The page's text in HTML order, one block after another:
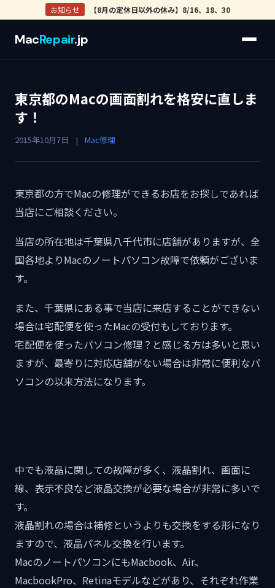
お知らせ 【8月の定休日以外の休み】8/16、18、30
MacRepair.jp
東京都のMacの画面割れを格安に直しま
す！
2015年10月7日 | Mac修理
東京都の方でMacの修理ができるお店をお探しであれば
当店にご相談ください。
当店の所在地は千葉県八千代市に店舗がありますが、全
国各地よりMacのノートパソコン故障で依頼がございま
す。
また、千葉県にある事で当店に来店することができない
場合は宅配便を使ったMacの受付もしております。
宅配便を使ったパソコン修理？と感じる方は多いと思い
ますが、最寄りに対応店舗がない場合は非常に便利なパ
ソコンの以来方法になります。
中でも液晶に関しての故障が多く、液晶割れ、画面に
線、表示不良など液晶交換が必要な場合が非常に多いで
す。
液晶割れの場合は補修というよりも交換をする形になり
ますので、液晶パネル交換を行います。
MacのノートパソコンにもMacbook、Air、
MacbookPro、Retinaモデルなどがあり、それぞれ作業